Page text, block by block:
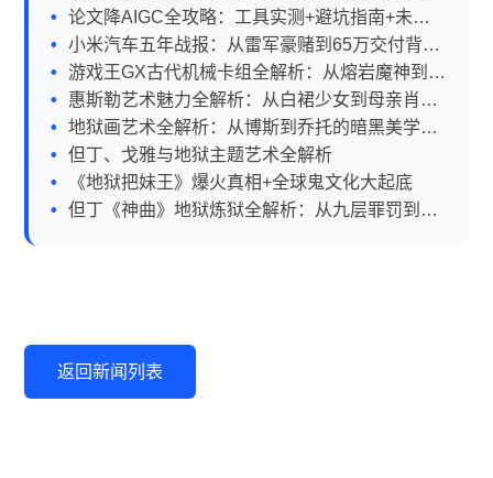
识密码
论文降AIGC全攻略：工具实测+避坑指南+未来
趋势小米汽车五年战报：从雷军豪赌到65万交付背后
的硬核真相
游戏王GX古代机械卡组全解析：从熔岩魔神到奥
西里斯红的实战指南
惠斯勒艺术魅力全解析：从白裙少女到母亲肖像
的视觉密码
地狱画艺术全解析：从博斯到乔托的暗黑美学与
人性寓言
但丁、戈雅与地狱主题艺术全解析
《地狱把妹王》爆火真相+全球鬼文化大起底
但丁《神曲》地狱炼狱全解析：从九层罪罚到七
返回新闻列表